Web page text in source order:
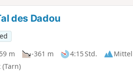
des Dadou
m -361 m 4:15 Std.
Mittel